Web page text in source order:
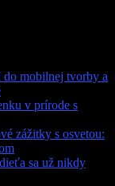
mobilnej tvorby a
v prírode s
zážitky s osvetou:
sa už nikdy